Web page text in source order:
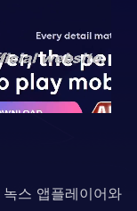
스 앱플레이어와